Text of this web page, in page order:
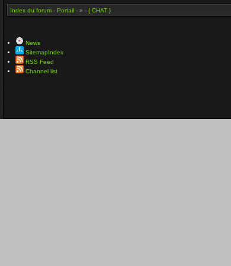
Index du forum - Portail - » - { CHAT }
News
SitemapIndex
RSS Feed
Channel list